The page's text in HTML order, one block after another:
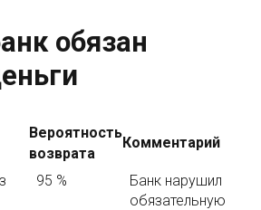
обязан
Вероятность
возврата
Комментарий
95 %
Банк нарушил
обязательную